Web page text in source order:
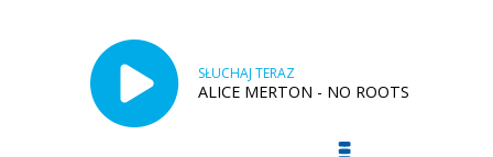
SŁUCHAJ TERAZ
ALICE MERTON - NO ROOTS